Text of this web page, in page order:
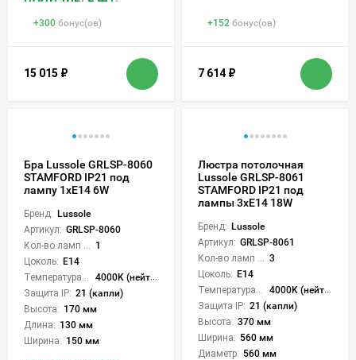
+300 бонус(ов)
15 015 ₽
+152 бонус(ов)
7 614 ₽
Бра Lussole GRLSP-8060
STAMFORD IP21 под
лампу 1xE14 6W
Бренд: Lussole
Артикул: GRLSP-8060
1
Цоколь: E14
4000K (нейтральный)
Защита IP: 21 (капли)
Высота: 170 мм
Длина: 130 мм
Ширина: 150 мм
Люстра потолочная
Lussole GRLSP-8061
STAMFORD IP21 под
лампы 3xE14 18W
Бренд: Lussole
Артикул: GRLSP-8061
3
Цоколь: E14
4000K (нейтральный)
Защита IP: 21 (капли)
Высота: 370 мм
Ширина: 560 мм
Диаметр: 560 мм